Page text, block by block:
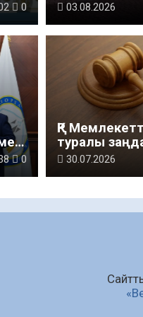
0
«Отбасы
рухани-
қатысты
03.08.2026
0
ҚР
туралы
өзгерістер
30.07.2026